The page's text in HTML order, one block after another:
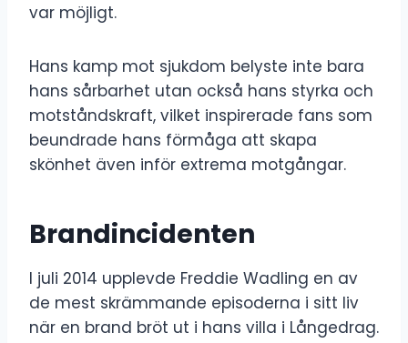
var möjligt.
Hans kamp mot sjukdom belyste inte bara
hans sårbarhet utan också hans styrka och
motståndskraft, vilket inspirerade fans som
beundrade hans förmåga att skapa
skönhet även inför extrema motgångar.
Brandincidenten
I juli 2014 upplevde Freddie Wadling en av
de mest skrämmande episoderna i sitt liv
när en brand bröt ut i hans villa i Långedrag.